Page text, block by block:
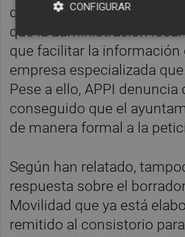
que se han comprometido
que la administración
que facilitar la información
empresa especializada
Pese a ello, APPI
conseguido que el
de manera formal a la
Según han relatado,
respuesta sobre el
Movilidad que ya está
remitido al consistorio
CONFIGURAR